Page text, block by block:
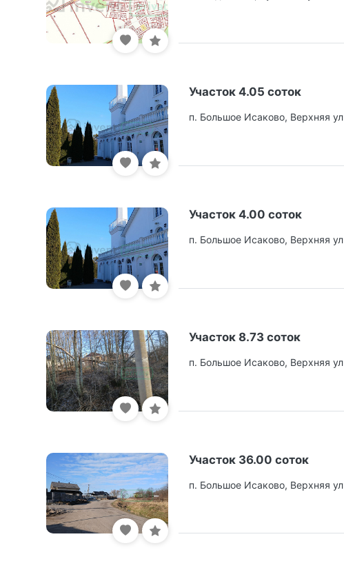
Участок 4.05 соток
п. Большое Исаково, Верхняя ул
Участок 4.00 соток
п. Большое Исаково, Верхняя ул
Участок 8.73 соток
п. Большое Исаково, Верхняя ул
Участок 36.00 соток
п. Большое Исаково, Верхняя ул